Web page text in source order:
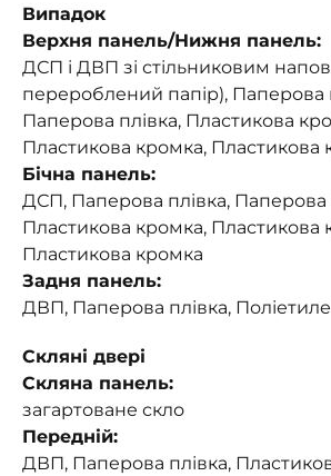
Випадок
Верхня панель/Нижня панель:
ДСП і ДВП зі стільниковим
перероблений папір), Паперова
Паперова плівка, Пластикова
Пластикова кромка, Пластикова
Бічна панель:
ДСП, Паперова плівка, Паперова
Пластикова кромка, Пластикова
Пластикова кромка
Задня панель:
ДВП, Паперова плівка,
Скляні двері
Скляна панель:
загартоване скло
Передній:
ДВП, Паперова плівка,